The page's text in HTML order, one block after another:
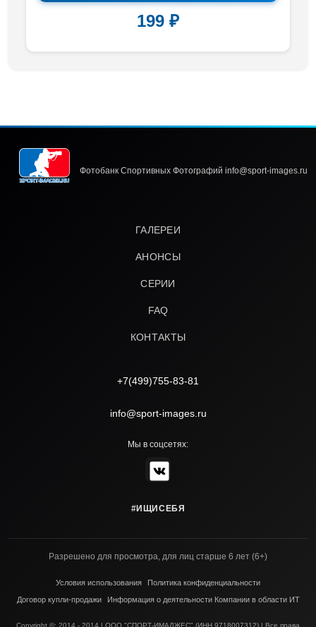
199 ₽
Фотобанк Спортивных Фотографий info@sport-images.ru
ГАЛЕРЕИ
АНОНСЫ
СЕРИИ
FAQ
КОНТАКТЫ
+7(499)755-83-81
info@sport-images.ru
Мы в соцсетях:
#ИЩИСЕБЯ
Разрешено для просмотра, для лиц старше 6 лет (6+)
Условия использования
Политика конфиденциальности
Договор купли-продажи
Информация о деятельности Компании в области ИТ
Copyright ©; 2014 - 2014 | ООО "СПОРТ-ИМАДЖЕС" (ИНН 9718007312) | Все права